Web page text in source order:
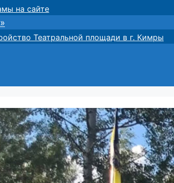
на сайте
Театральной площади в г. Кимры